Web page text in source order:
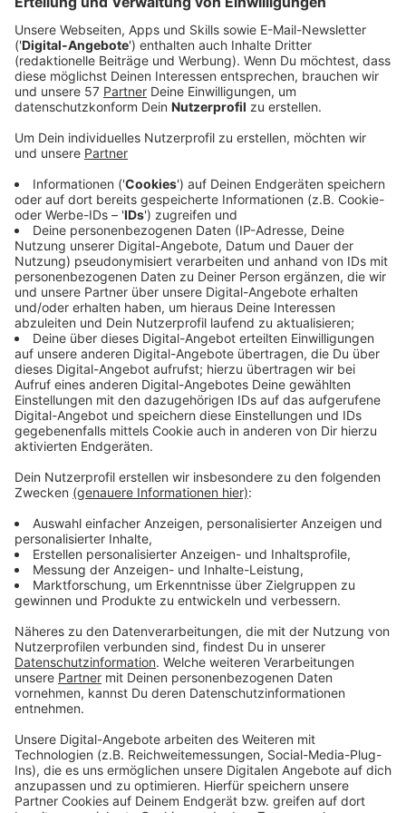
verlost. Ein Teil der Rathausstraße bleibt bis
morgen um 12 Uhr gesperrt. Deshalb fahren auch
viele Buslinien anders.
Die Linien CE65, 625 und NE7 sowie die
Einsatzwagen E872 und E877 werden zwischen den
Haltestellen Unterkirchen und Amboßstraße in
beiden Fahrtrichtungen über Amboßstraße -
Lindenallee umgeleitet. Die Haltestelle Cronenberg
Rathaus kann während des Umleitungszeitraumes
nicht angefahren werden und entfällt. Für die
ebenfalls entfallende Haltestelle Amboßstraße ist
eine Ersatzhaltestelle eingerichtet.
Die Linie 633 wird zwischen den Haltestellen
Cronenberg Stadtbad und Amboßstraße in beiden
Fahrtrichtungen über die Amboßstraße
umgeleitet. Die Haltestellen Cronenberg Rathaus
und Unterkirchen können während des
Umleitungszeitraumes nicht angefahren werden
Haltestelle Amboßstraße ist eine Ersatzhaltestelle
eingerichtet.
Der Bürgerbus Cronenberg wird in Richtung
Hintersudberg über Amboßstraße - Lindenallee
umgeleitet. Die Haltestelle Cronenberg Rathaus
kann während des Umleitungszeitraumes nicht
angefahren werden und entfällt. Für die ebenfalls
entfallende Haltestelle Amboßstraße ist eine
Ersatzhaltestelle eingerichtet. In Fahrtrichtung
Kohlfurth entfällt die Stichfahrt zur Haltestelle
Einkaufszentrum.
Durch die Umleitung kann es zu Verspätungen
kommen. Bitte beachten Sie die Aushänge an den
Haltestellen vor Ort!